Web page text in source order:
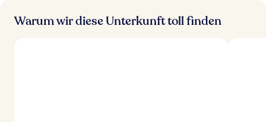
Warum wir diese Unterkunft toll finden